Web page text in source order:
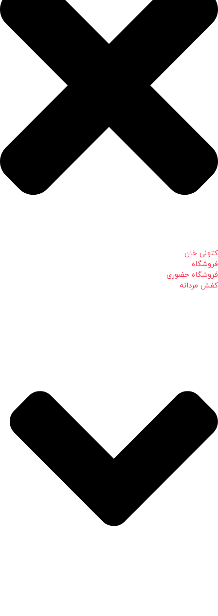
کتونی خان
فروشگاه
فروشگاه حضوری
کفش مردانه